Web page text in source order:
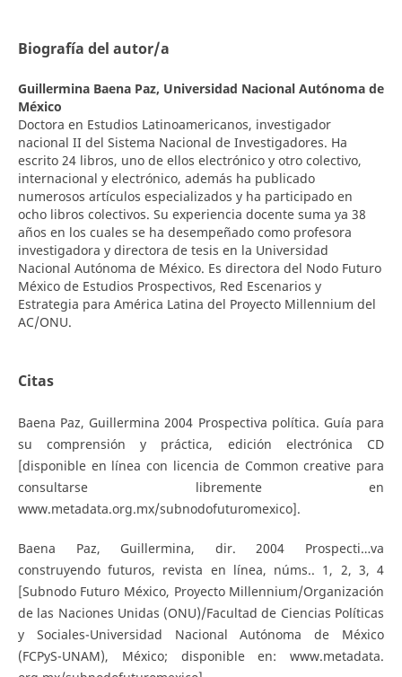
Biografía del autor/a
Guillermina Baena Paz, Universidad Nacional Autónoma de
México
Doctora en Estudios Latinoamericanos, investigador
nacional II del Sistema Nacional de Investigadores. Ha
escrito 24 libros, uno de ellos electrónico y otro colectivo,
internacional y electrónico, además ha publicado
numerosos artículos especializados y ha participado en
ocho libros colectivos. Su experiencia docente suma ya 38
años en los cuales se ha desempeñado como profesora
investigadora y directora de tesis en la Universidad
Nacional Autónoma de México. Es directora del Nodo Futuro
México de Estudios Prospectivos, Red Escenarios y
Estrategia para América Latina del Proyecto Millennium del
AC/ONU.
Citas
Baena Paz, Guillermina 2004 Prospectiva política. Guía para
su comprensión y práctica, edición electrónica CD
[disponible en línea con licencia de Common creative para
consultarse libremente en
www.metadata.org.mx/subnodofuturomexico].
Baena Paz, Guillermina, dir. 2004 Prospecti…va
construyendo futuros, revista en línea, núms.. 1, 2, 3, 4
[Subnodo Futuro México, Proyecto Millennium/Organización
de las Naciones Unidas (ONU)/Facultad de Ciencias Políticas
y Sociales-Universidad Nacional Autónoma de México
(FCPyS-UNAM), México; disponible en: www.metadata.